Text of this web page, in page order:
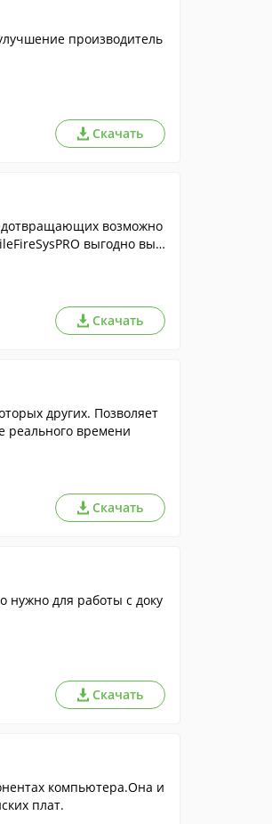
производитель
Скачать
возможно
выгодно выд
Скачать
других. Позволяет
реального времени
Скачать
нужно для работы с доку
Скачать
компьютера.Она и
плат.